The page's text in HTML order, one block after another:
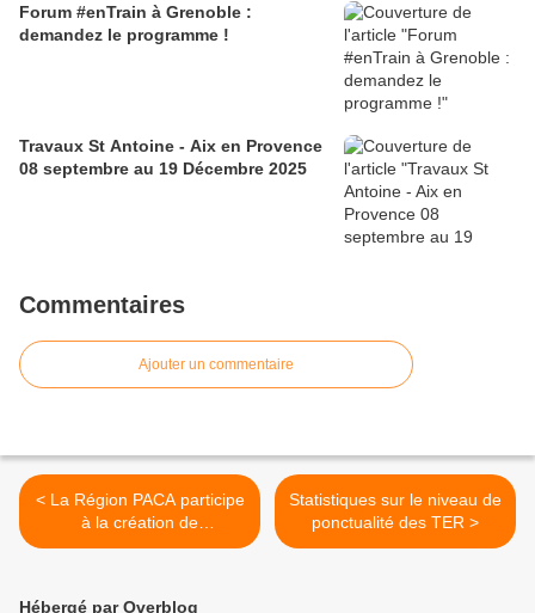
Forum #enTrain à Grenoble :
demandez le programme !
Travaux St Antoine - Aix en Provence
08 septembre au 19 Décembre 2025
Commentaires
Ajouter un commentaire
< La Région PACA participe
à la création de
l'Association d'Etudes sur le
Statistiques sur le niveau de
ponctualité des TER >
Hébergé par Overblog